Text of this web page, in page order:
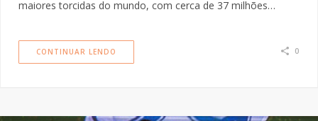
maiores torcidas do mundo, com cerca de 37 milhões…
CONTINUAR LENDO 0